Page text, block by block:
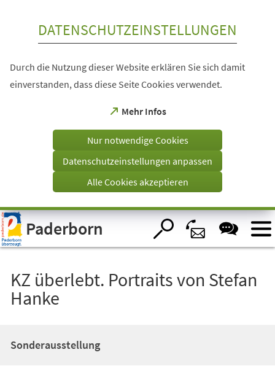
Visuelle
Assistenzsoftware
öffnen.
DATENSCHUTZEINSTELLUNGEN
Durch die Nutzung dieser Website erklären Sie sich damit
einverstanden, dass diese Seite Cookies verwendet.
Mehr Infos
(Öffnet
einem
Tab)
Nur notwendige Cookies
Datenschutzeinstellungen anpassen
Alle Cookies akzeptieren
Paderborn
KZ überlebt. Portraits von Stefan
Hanke
Sonderausstellung